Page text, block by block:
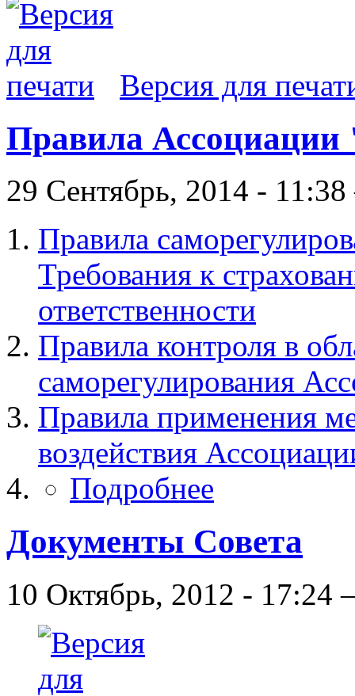
Версия для
Правила
29 Сентябрь, 2014 -
Правила
Требования к
ответственности
Правила контроля в
саморегулирования
Правила применения
воздействия
Подробнее
Документы Совета
10 Октябрь, 2012 - 17:24